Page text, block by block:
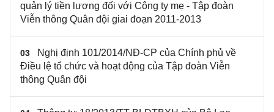
quản lý tiền lương đối với Công ty mẹ - Tập đoàn
Viễn thông Quân đội giai đoạn 2011-2013
03
Nghị định 101/2014/NĐ-CP của Chính phủ về
Điều lệ tổ chức và hoạt động của Tập đoàn Viễn
thông Quân đội